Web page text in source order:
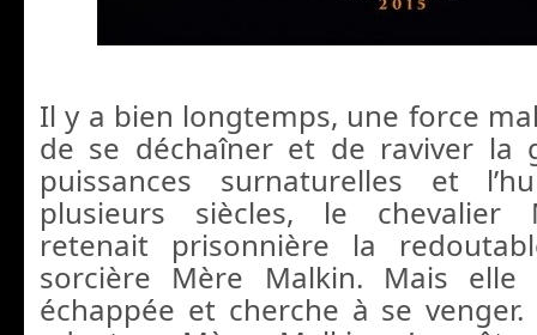
Il y a bien longtemps, une force
de se déchaîner et de raviver la
puissances surnaturelles et
plusieurs siècles, le chevalier
retenait prisonnière la
sorcière Mère Malkin. Mais elle
échappée et cherche à se venger.